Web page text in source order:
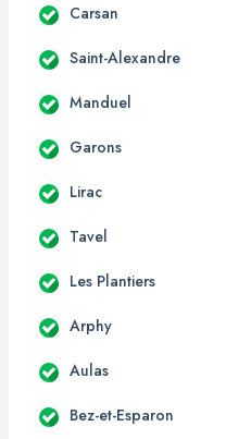
Carsan
Saint-Alexandre
Manduel
Garons
Lirac
Tavel
Les Plantiers
Arphy
Aulas
Bez-et-Esparon